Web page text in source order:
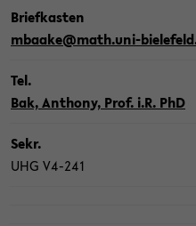
Brief­kas­ten
mbaa­ke@math.uni-​
Tel.
Bak, An­tho­ny, Prof. i.R. PhD
Sekr.
UHG V4-​241